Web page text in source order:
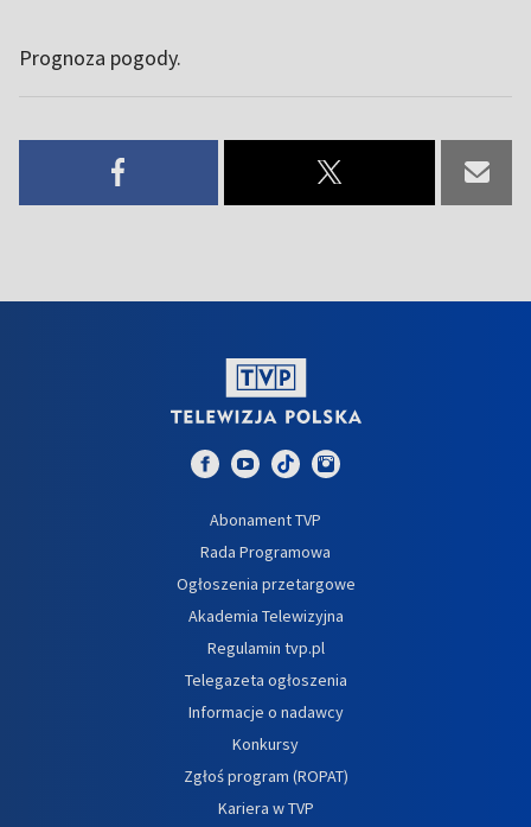
Prognoza pogody.
Abonament TVP
Rada Programowa
Ogłoszenia przetargowe
Akademia Telewizyjna
Regulamin tvp.pl
Telegazeta ogłoszenia
Informacje o nadawcy
Konkursy
Zgłoś program (ROPAT)
Kariera w TVP